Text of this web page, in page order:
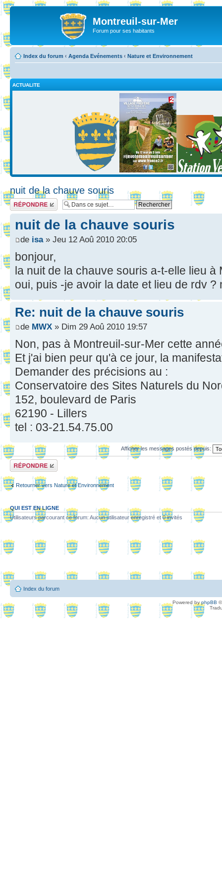
Montreuil-sur-Mer
Forum pour ses habitants
Index du forum ‹ Agenda Evénements ‹ Nature et Environnement
ACTUALITE
nuit de la chauve souris
Répondre
nuit de la chauve souris
de isa» Jeu 12 Aoû 2010 20:05
bonjour,
la nuit de la chauve souris a-t-elle lieu à
oui, puis -je avoir la date et lieu de rdv
Re: nuit de la chauve souris
de MWX » Dim 29 Aoû 2010 19:57
Non, pas à Montreuil-sur-Mer cette
Et j'ai bien peur qu'à ce jour, la
Demander des précisions au :
Conservatoire des Sites Naturels du
152, boulevard de Paris
62190 - Lillers
tel : 03-21.54.75.00
Afficher les messages postés depuis:
Répondre
Retourner vers Nature et Environnement
QUI EST EN LIGNE
Utilisateurs parcourant ce forum: Aucun utilisateur enregistré et 0 invités
Index du forum
Powered byphpBB